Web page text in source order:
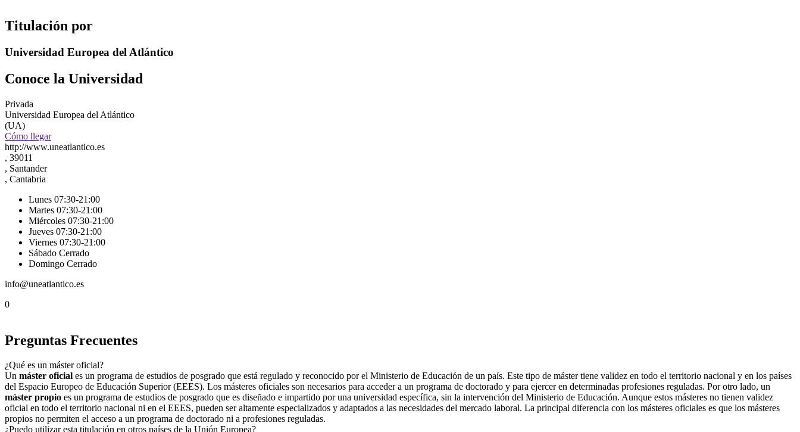
Titulación por
Universidad Europea del Atlántico
Conoce la Universidad
Privada
Universidad Europea del Atlántico
(UA)
Cómo llegar
http://www.uneatlantico.es
, 39011
, Santander
, Cantabria
Lunes 07:30-21:00
Martes 07:30-21:00
Miércoles 07:30-21:00
Jueves 07:30-21:00
Viernes 07:30-21:00
Sábado Cerrado
Domingo Cerrado
info@uneatlantico.es
0
Preguntas Frecuentes
¿Qué es un máster oficial?
Un máster oficial es un programa de estudios de posgrado que está regulado y reconocido por el Ministerio de Educación de un país. Este tipo de máster tiene validez en todo el territorio nacional y en los países
del Espacio Europeo de Educación Superior (EEES). Los másteres oficiales son necesarios para acceder a un programa de doctorado y para ejercer en determinadas profesiones reguladas. Por otro lado, un
máster propio es un programa de estudios de posgrado que es diseñado e impartido por una universidad específica, sin la intervención del Ministerio de Educación. Aunque estos másteres no tienen validez
oficial en todo el territorio nacional ni en el EEES, pueden ser altamente especializados y adaptados a las necesidades del mercado laboral. La principal diferencia con los másteres oficiales es que los másteres
propios no permiten el acceso a un programa de doctorado ni a profesiones reguladas.
¿Puedo utilizar esta titulación en otros países de la Unión Europea?